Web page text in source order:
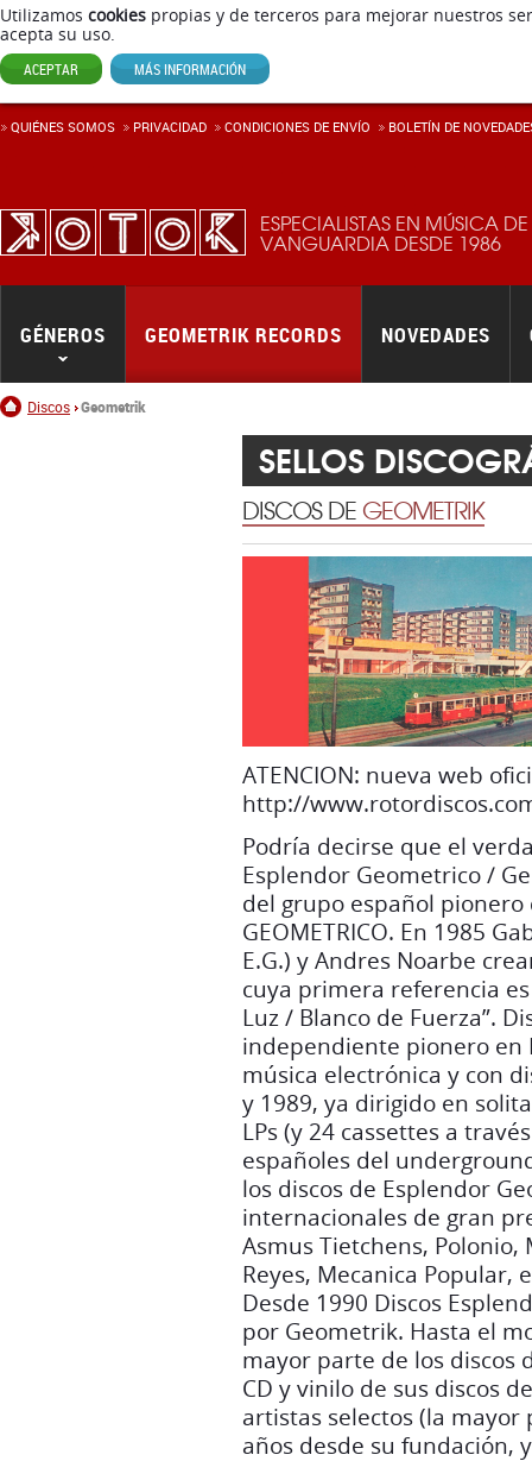
Utilizamos cookies propias y de terceros para mejorar nuestros
acepta su uso.
ACEPTAR MÁS INFORMACIÓN
ESPECIALISTAS EN MÚSICA DE
VANGUARDIA DESDE 1986
Inicio
Discos Geometrik
GÉNEROS GEOMETRIK RECORDS NOVEDADES
QUIÉNES SOMOS PRIVACIDAD CONDICIONES DE ENVÍ­O BOLETÍN DE
SELLOS
DISCOS DE GEOMETRIK
ATENCION: nueva web
http://
Podría decirse que el
Esplendor Geometrico /
del grupo español pionero
GEOMETRICO. En 1985
E.G.) y Andres Noarbe
cuya primera referencia
Luz / Blanco de Fuerza”.
independiente pionero en
música electrónica y con
y 1989, ya dirigido en
LPs (y 24 cassettes a
españoles del
los discos de Esplendor
internacionales de gran
Asmus Tietchens, Polonio,
Reyes, Mecanica Popular,
Desde 1990 Discos
por Geometrik. Hasta el
mayor parte de los discos
CD y vinilo de sus discos
artistas selectos (la mayor
años desde su fundación,